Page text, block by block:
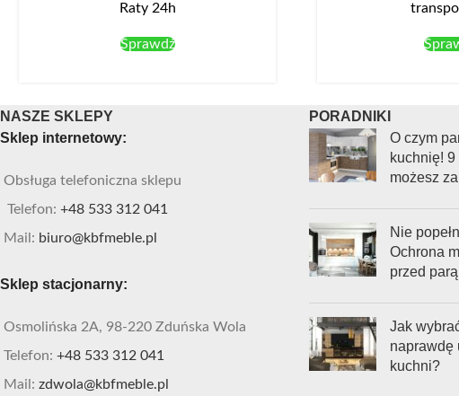
Raty 24h
Sprawdź
NASZE SKLEPY
Sklep internetowy:
Obsługa telefoniczna sklepu
Telefon: +48 533 312 041
Mail: biuro@kbfmeble.pl
Sklep stacjonarny:
Osmolińska 2A, 98-220 Zduńska Wola
Telefon: +48 533 312 041
Mail: zdwola@kbfmeble.pl
PORADNIKI
O czym
kuchnię!
możesz
Nie
Ochrona
przed
Jak
naprawdę
kuchni?